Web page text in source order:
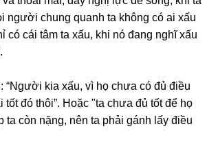
người chung quanh ta không có ai xấu
có cái tâm ta xấu, khi nó đang nghĩ xấu
“Người kia xấu, vì họ chưa có đủ điều
tốt đó thôi”. Hoặc "ta chưa đủ tốt để họ
ta còn nặng, nên ta phải gánh lấy điều